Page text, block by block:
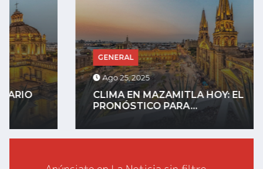
GENERAL
Ago 25, 2025
CLIMA EN MAZAMITLA HOY: EL
PRONÓSTICO PARA...